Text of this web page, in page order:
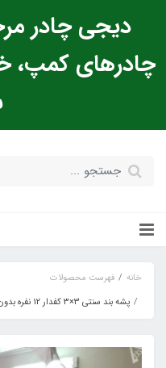
دیجی چادر
چادرهای کمپ،
خانه
فهرست محصولات
پشه‌ بند سنتی 3×3 کفدار 12 نفره بدون اسکلت با تور درجه یک تهران (خواب 6 نفر)